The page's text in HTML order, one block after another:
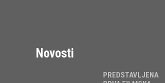
Novosti
PREDSTAVLJENA